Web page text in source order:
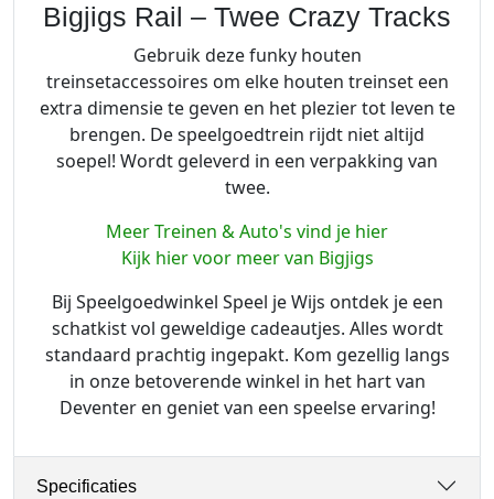
Bigjigs Rail – Twee Crazy Tracks
Gebruik deze funky houten
treinsetaccessoires om elke houten treinset een
extra dimensie te geven en het plezier tot leven te
brengen. De speelgoedtrein rijdt niet altijd
soepel! Wordt geleverd in een verpakking van
twee.
Meer Treinen & Auto's vind je hier
Kijk hier voor meer van Bigjigs
Bij Speelgoedwinkel Speel je Wijs ontdek je een
schatkist vol geweldige cadeautjes. Alles wordt
standaard prachtig ingepakt. Kom gezellig langs
in onze betoverende winkel in het hart van
Deventer en geniet van een speelse ervaring!
Specificaties